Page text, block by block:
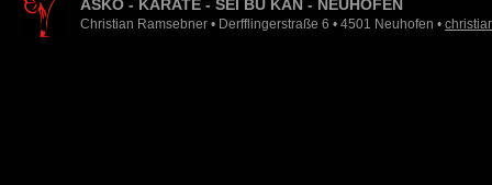
ASKÖ - KARATE - SEI BU KAN - NEUHOFEN
Christian Ramsebner • Derfflingerstraße 6 • 4501 Neuhofen •